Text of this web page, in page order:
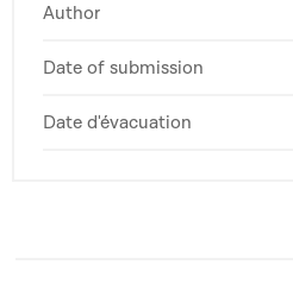
Author
Date of submission
Date d'évacuation